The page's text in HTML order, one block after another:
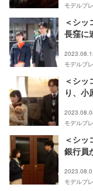
モデルプ
＜シッ
長窪に
モデルプ
＜シッ
り、小
モデルプ
＜シッ
銀行員
モデルプ